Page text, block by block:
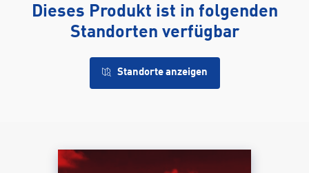
Dieses Produkt ist in folgenden
Standorten verfügbar
Standorte anzeigen